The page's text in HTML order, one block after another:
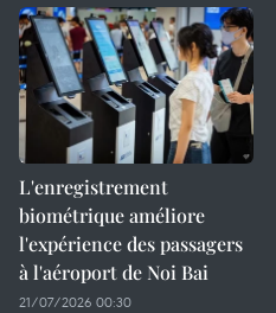
L'enregistrement
biométrique améliore
l'expérience des passagers
à l'aéroport de Noi Bai
21/07/2026 00:30